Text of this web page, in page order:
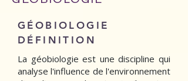
GÉOBIOLOGIE
DÉFINITION
La géobiologie est une discipline qui
analyse l'influence de l'environnement